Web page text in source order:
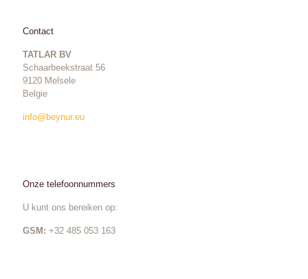
Contact
TATLAR BV
Schaarbeekstraat 56
9120 Melsele
Belgie
info@beynur.eu
Onze telefoonnummers
U kunt ons bereiken op:
GSM: +32 485 053 163